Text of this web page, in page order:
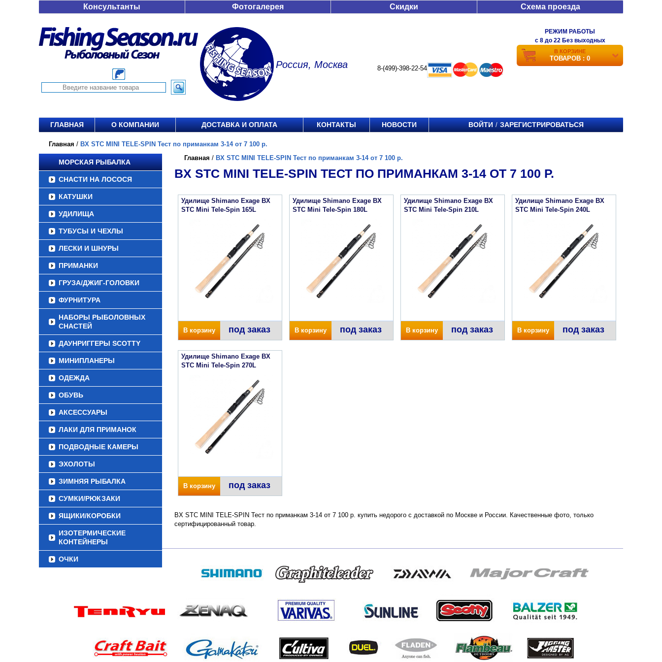
Консультанты Фотогалерея Скидки Схема проезда
Россия, Москва 8-(499)-398-22-54
РЕЖИМ РАБОТЫ
c 8 до 22 Без выходных
В КОРЗИНЕ
ТОВАРОВ : 0
ГЛАВНАЯ О КОМПАНИИ ДОСТАВКА И ОПЛАТА КОНТАКТЫ НОВОСТИ ВОЙТИ / ЗАРЕГИСТРИРОВАТЬСЯ
Главная / BX STC MINI TELE-SPIN Тест по приманкам 3-14 от 7 100 р.
МОРСКАЯ РЫБАЛКА
СНАСТИ НА ЛОСОСЯ
КАТУШКИ
УДИЛИЩА
ТУБУСЫ И ЧЕХЛЫ
ЛЕСКИ И ШНУРЫ
ПРИМАНКИ
ГРУЗА/ДЖИГ-ГОЛОВКИ
ФУРНИТУРА
НАБОРЫ РЫБОЛОВНЫХ
СНАСТЕЙ
ДАУНРИГГЕРЫ SCOTTY
МИНИПЛАНЕРЫ
ОДЕЖДА
ОБУВЬ
АКСЕССУАРЫ
ЛАКИ ДЛЯ ПРИМАНОК
ПОДВОДНЫЕ КАМЕРЫ
ЭХОЛОТЫ
ЗИМНЯЯ РЫБАЛКА
СУМКИ/РЮКЗАКИ
ЯЩИКИ/КОРОБКИ
ИЗОТЕРМИЧЕСКИЕ
КОНТЕЙНЕРЫ
ОЧКИ
Главная / BX STC MINI TELE-SPIN Тест по приманкам 3-14 от 7 100 р.
BX STC MINI TELE-SPIN ТЕСТ ПО ПРИМАНКАМ 3-14 ОТ 7 100 Р.
Удилище Shimano Exage BX
STC Mini Tele-Spin 165L
В корзину под заказ
Удилище Shimano Exage BX
STC Mini Tele-Spin 180L
В корзину под заказ
Удилище Shimano Exage BX
STC Mini Tele-Spin 210L
В корзину под заказ
Удилище Shimano Exage BX
STC Mini Tele-Spin 240L
В корзину под заказ
Удилище Shimano Exage BX
STC Mini Tele-Spin 270L
В корзину под заказ
BX STC MINI TELE-SPIN Тест по приманкам 3-14 от 7 100 р. купить недорого с доставкой по Москве и России. Качественные фото, только
сертифицированный товар.